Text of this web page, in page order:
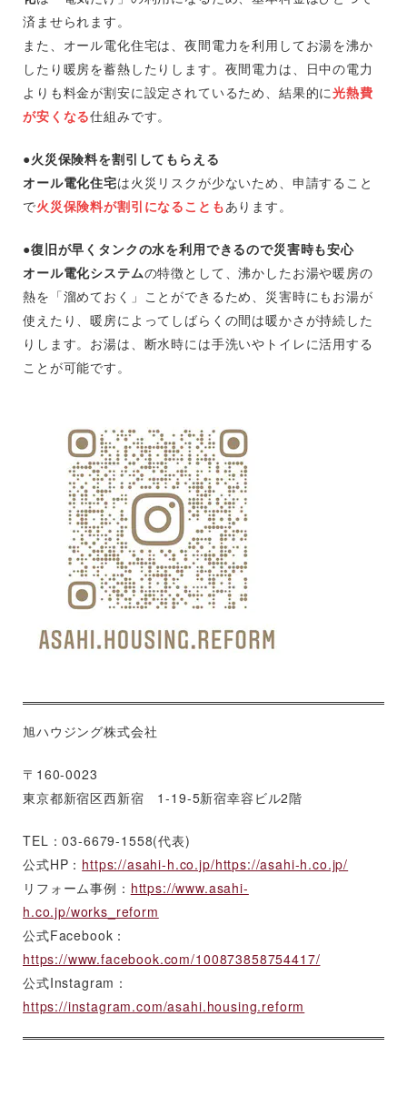
済ませられます。
また、オール電化住宅は、夜間電力を利用してお湯を沸か
したり暖房を蓄熱したりします。夜間電力は、日中の電力
よりも料金が割安に設定されているため、結果的に光熱費
が安くなる仕組みです。
●火災保険料を割引してもらえる
オール電化住宅は火災リスクが少ないため、申請すること
で火災保険料が割引になることもあります。
●復旧が早くタンクの水を利用できるので災害時も安心
オール電化システムの特徴として、沸かしたお湯や暖房の
熱を「溜めておく」ことができるため、災害時にもお湯が
使えたり、暖房によってしばらくの間は暖かさが持続した
りします。お湯は、断水時には手洗いやトイレに活用する
ことが可能です。
旭ハウジング株式会社
〒160-0023
東京都新宿区西新宿 1-19-5新宿幸容ビル2階
TEL：03-6679-1558(代表)
公式HP： https://asahi-h.co.jp/https://asahi-h.co.jp/
リフォーム事例： https://www.asahi-
h.co.jp/works_reform
公式Facebook：
https://www.facebook.com/100873858754417/
公式Instagram：
https://instagram.com/asahi.housing.reform